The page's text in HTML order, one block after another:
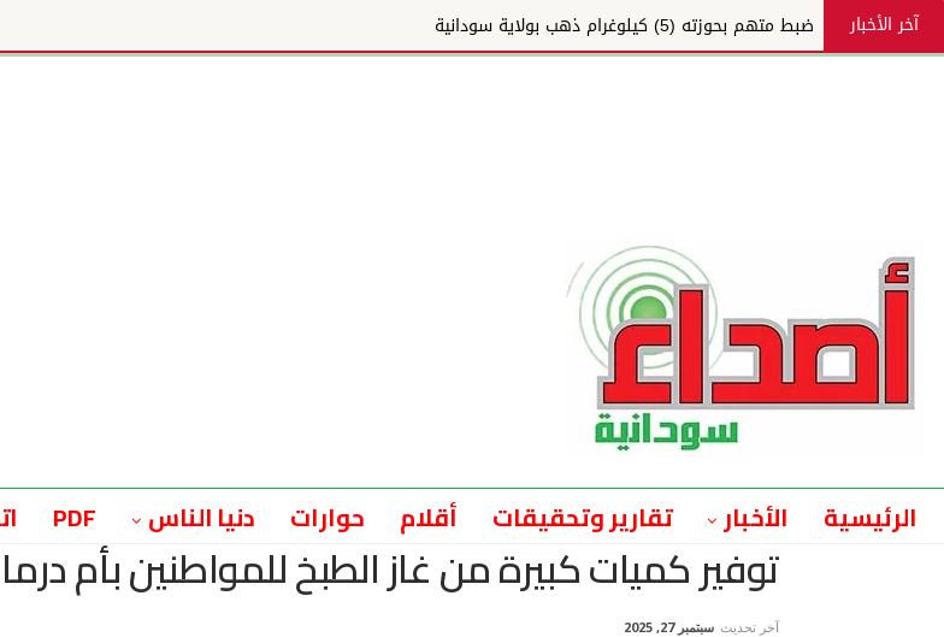
آخر الأخبار ضبط متهم بحوزته (5) كيلوغرام ذهب بولاية سودانية
الرئيسية الأخبار تقارير وتحقيقات أقلام حوارات دنيا الناس PDF
توفير كميات كبيرة من غاز الطبخ للمواطنين بأم
آخر تحديث سبتمبر 27, 2025